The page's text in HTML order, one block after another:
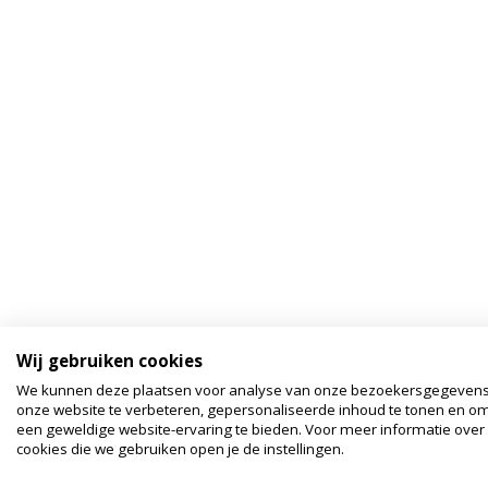
Wij gebruiken cookies
We kunnen deze plaatsen voor analyse van onze
onze website te verbeteren, gepersonaliseerde inhoud te tonen en
een geweldige website-ervaring te bieden. Voor meer informatie over
cookies die we gebruiken open je de instellingen.